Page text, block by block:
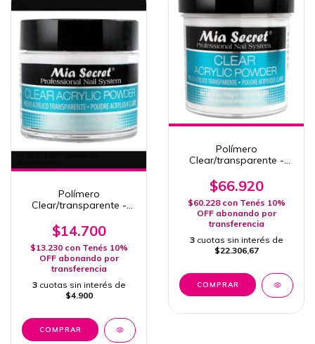
Polímero
Clear/transparente -
Oz.
$14.700
$13.230 con Tenés 10%
OFF abonando por
transferencia
3 cuotas sin interés de
$4.900
Polímero
Clear/transparente -
Oz.
$66.920
$60.228 con Tenés 10%
OFF abonando por
transferencia
3 cuotas sin interés de
$22.306,67